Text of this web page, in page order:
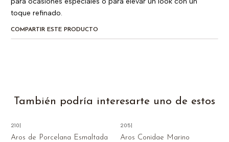
toque refinado.
COMPARTIR ESTE PRODUCTO
También podría interesarte uno de estos
Agotado
210|
Aros de Porcelana Esmaltada
205|
Aros Conidae Marino